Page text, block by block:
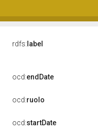
rdfs: label
ocd:endDate
ocd:ruolo
ocd:startDate